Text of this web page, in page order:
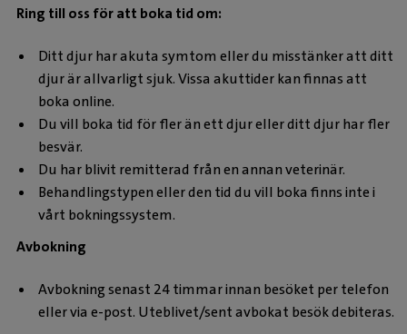
Ring till oss för att boka tid om:
Ditt djur har akuta symtom eller du misstänker att ditt
djur är allvarligt sjuk. Vissa akuttider kan finnas att
boka online.
Du vill boka tid för fler än ett djur eller ditt djur har fler
besvär.
Du har blivit remitterad från en annan veterinär.
Behandlingstypen eller den tid du vill boka finns inte i
vårt bokningssystem.
Avbokning
Avbokning senast 24 timmar innan besöket per telefon
eller via e-post. Uteblivet/sent avbokat besök debiteras.